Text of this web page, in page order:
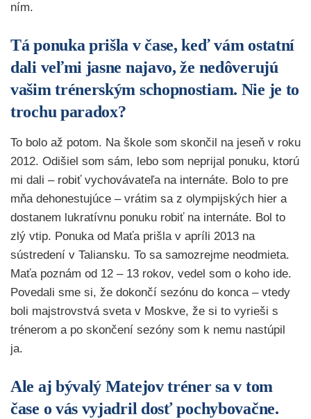
ním.
Tá ponuka prišla v čase, keď vám ostatní
dali veľmi jasne najavo, že nedôverujú
vašim trénerským schopnostiam. Nie je to
trochu paradox?
To bolo až potom. Na škole som skončil na jeseň v roku
2012. Odišiel som sám, lebo som neprijal ponuku, ktorú
mi dali – robiť vychovávateľa na internáte. Bolo to pre
mňa dehonestujúce – vrátim sa z olympijských hier a
dostanem lukratívnu ponuku robiť na internáte. Bol to
zlý vtip. Ponuka od Maťa prišla v apríli 2013 na
sústredení v Taliansku. To sa samozrejme neodmieta.
Maťa poznám od 12 – 13 rokov, vedel som o koho ide.
Povedali sme si, že dokončí sezónu do konca – vtedy
boli majstrovstvá sveta v Moskve, že si to vyrieši s
trénerom a po skončení sezóny som k nemu nastúpil
ja.
Ale aj bývalý Matejov tréner sa v tom
čase o vás vyjadril dosť pochybovačne.